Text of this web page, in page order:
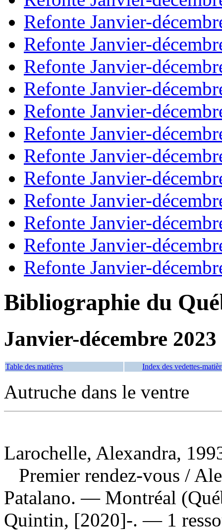
Refonte Janvier-
Refonte Janvier-
Refonte Janvier-
Refonte Janvier-
Refonte Janvier-
Refonte Janvier-
Refonte Janvier-
Refonte Janvier-
Refonte Janvier-
Refonte Janvier-
Refonte Janvier-
Refonte Janvier-
Bibliographie du
Janvier-décembre 2023
Table des matières Index des vedettes-
Autruche dans le ventre
Larochelle, Alexandra,
Premier rendez-vous /
Patalano. — Montréal
Quintin, [2020]-. — 1